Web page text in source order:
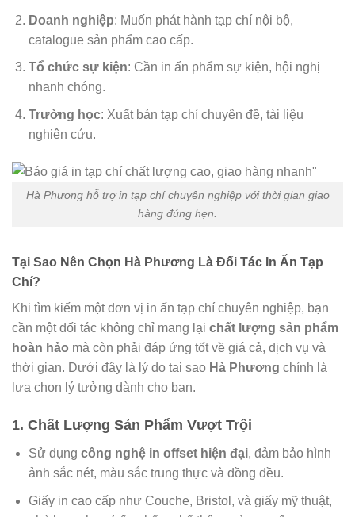
Doanh nghiệp: Muốn phát hành tạp chí nội bộ,
catalogue sản phẩm cao cấp.
Tổ chức sự kiện: Cần in ấn phẩm sự kiện, hội nghị
nhanh chóng.
Trường học: Xuất bản tạp chí chuyên đề, tài liệu
nghiên cứu.
Hà Phương hỗ trợ in tạp chí chuyên nghiệp với thời gian giao
hàng đúng hẹn.
Tại Sao Nên Chọn Hà Phương Là Đối Tác In Ấn Tạp
Chí?
Khi tìm kiếm một đơn vị in ấn tạp chí chuyên nghiệp, bạn
cần một đối tác không chỉ mang lại chất lượng sản phẩm
hoàn hảo mà còn phải đáp ứng tốt về giá cả, dịch vụ và
thời gian. Dưới đây là lý do tại sao Hà Phương chính là
lựa chọn lý tưởng dành cho bạn.
1. Chất Lượng Sản Phẩm Vượt Trội
Sử dụng công nghệ in offset hiện đại, đảm bảo hình
ảnh sắc nét, màu sắc trung thực và đồng đều.
Giấy in cao cấp như Couche, Bristol, và giấy mỹ thuật,